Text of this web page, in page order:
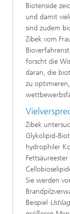
Biotenside
und damit
sind zudem
Zibek vom
forscht die
daran, die
zu
Zibek
Glykolipid-
hydrophiler
Sie werden
Beispiel